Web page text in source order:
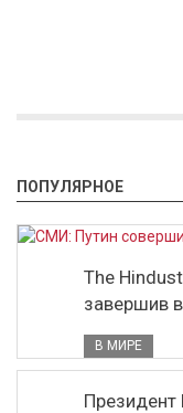
ПОПУЛЯРНОЕ
The
завершив
В МИРЕ
Президент